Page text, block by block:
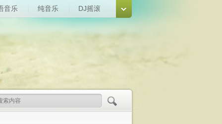
音乐 纯音乐 DJ摇滚